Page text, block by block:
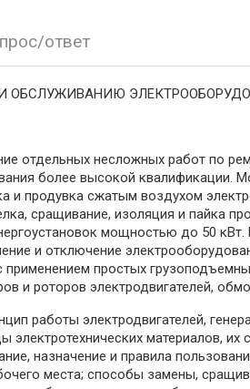
ответ
ОБСЛУЖИВАНИЮ
отдельных несложных работ по
более высокой квалификации.
и продувка сжатым воздухом
сращивание, изоляция и пайка
мощностью до 50
и отключение
простых
и роторов электродвигателей,
работы электродвигателей,
электротехнических материалов,
назначение и правила
места; способы замены,